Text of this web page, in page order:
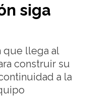
siga
que llega al
construir su
a la